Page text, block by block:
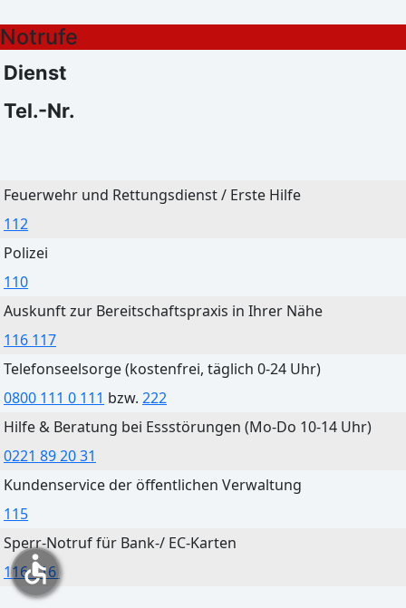
Leichter Regen
29°C
28°C
Bautzen
Heute
Überwiegend bewölkt
21°C
Cottbus
Heute
Leichter Regen
29°C
Morgen
Notrufe
Dienst
Tel.-Nr.
Feuerwehr und Rettungsdienst / Erste Hilfe
112
Polizei
110
Auskunft zur Bereitschaftspraxis in Ihrer Nähe
116 117
Telefonseelsorge (kostenfrei, täglich 0-24 Uhr)
0800 111 0 111 bzw. 222
Hilfe & Beratung bei Essstörungen (Mo-Do 10-14 Uhr)
0221 89 20 31
Kundenservice der öffentlichen Verwaltung
115
Sperr-Notruf für Bank-/ EC-Karten
116 116
accessible